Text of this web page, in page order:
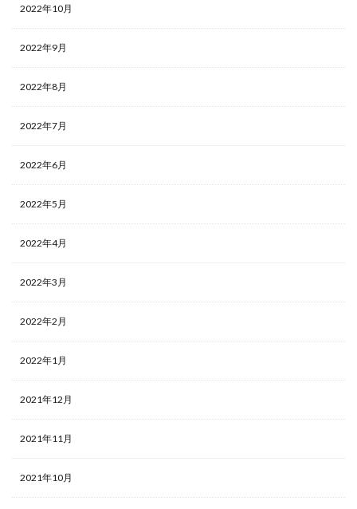
2022年10月
2022年9月
2022年8月
2022年7月
2022年6月
2022年5月
2022年4月
2022年3月
2022年2月
2022年1月
2021年12月
2021年11月
2021年10月